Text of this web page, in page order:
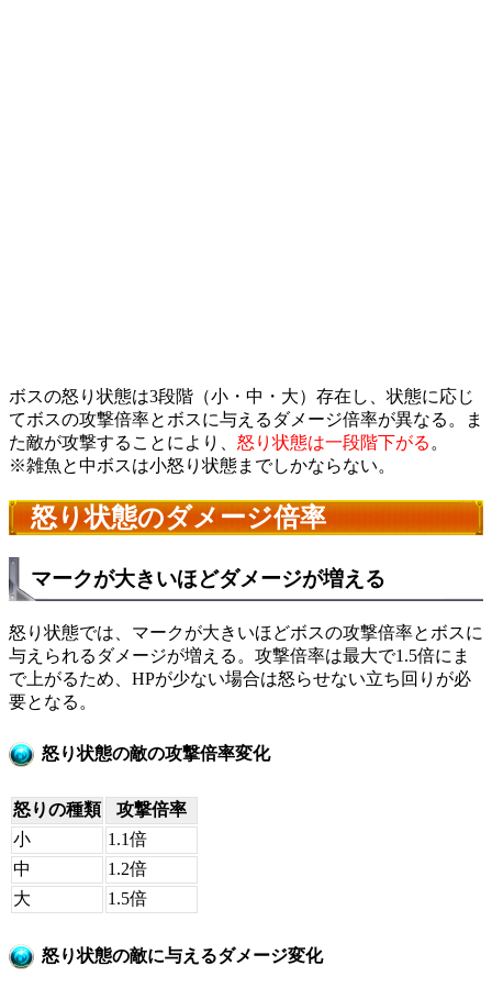
ボスの怒り状態は3段階（小・中・大）存在し、状態に応じ
てボスの攻撃倍率とボスに与えるダメージ倍率が異なる。ま
た敵が攻撃することにより、 怒り状態は一段階下がる 。
※雑魚と中ボスは小怒り状態までしかならない。
怒り状態のダメージ倍率
マークが大きいほどダメージが増える
怒り状態では、マークが大きいほどボスの攻撃倍率とボスに
与えられるダメージが増える。攻撃倍率は最大で1.5倍にま
で上がるため、HPが少ない場合は怒らせない立ち回りが必
要となる。
怒り状態の敵の攻撃倍率変化
怒りの種類
攻撃倍率
小
1.1倍
中
1.2倍
大
1.5倍
怒り状態の敵に与えるダメージ変化